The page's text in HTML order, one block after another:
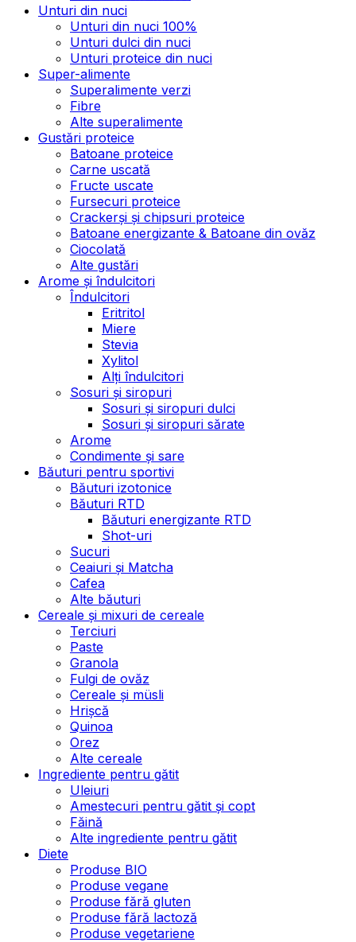
Unturi din nuci
Unturi din nuci 100%
Unturi dulci din nuci
Unturi proteice din nuci
Super-alimente
Superalimente verzi
Fibre
Alte superalimente
Gustări proteice
Batoane proteice
Carne uscată
Fructe uscate
Fursecuri proteice
Crackerși și chipsuri proteice
Batoane energizante & Batoane din ovăz
Ciocolată
Alte gustări
Arome și îndulcitori
Îndulcitori
Eritritol
Miere
Stevia
Xylitol
Alți îndulcitori
Sosuri și siropuri
Sosuri și siropuri dulci
Sosuri și siropuri sărate
Arome
Condimente și sare
Băuturi pentru sportivi
Băuturi izotonice
Băuturi RTD
Băuturi energizante RTD
Shot-uri
Sucuri
Ceaiuri și Matcha
Cafea
Alte băuturi
Cereale și mixuri de cereale
Terciuri
Paste
Granola
Fulgi de ovăz
Cereale și müsli
Hrișcă
Quinoa
Orez
Alte cereale
Ingrediente pentru gătit
Uleiuri
Amestecuri pentru gătit și copt
Făină
Alte ingrediente pentru gătit
Diete
Produse BIO
Produse vegane
Produse fără gluten
Produse fără lactoză
Produse vegetariene